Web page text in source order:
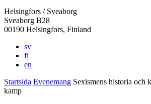
flik
flik
flik
flik
flik
Helsingfors / Sveaborg
Sveaborg B28
00190 Helsingfors, Finland
sv
fi
en
Startsida Evenemang Sexis­mens historia och
kamp